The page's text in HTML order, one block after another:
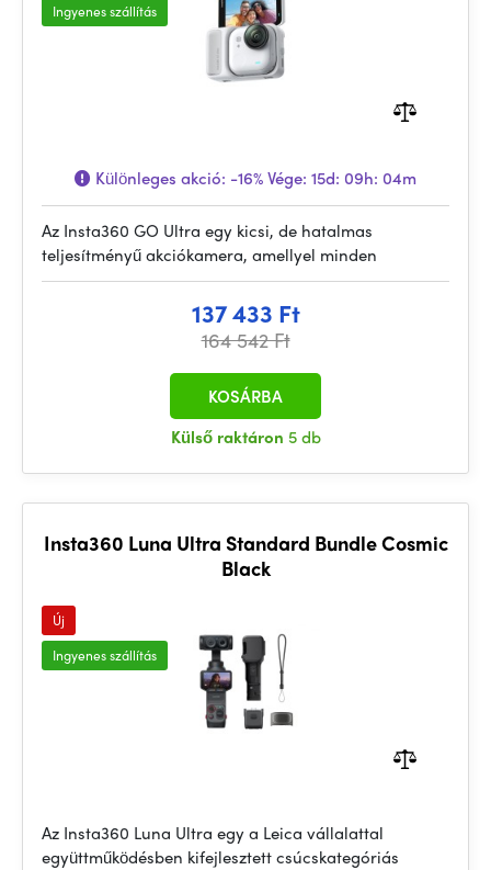
Ingyenes szállítás
Különleges akció: -16%Vége: 15d: 09h: 04m
Az Insta360 GO Ultra egy kicsi, de hatalmas
teljesítményű akciókamera, amellyel minden
137 433 Ft
164 542 Ft
Külső raktáron 5 db
KOSÁRBA
Insta360 Luna Ultra Standard Bundle Cosmic
Black
Új
Ingyenes szállítás
Az Insta360 Luna Ultra egy a Leica vállalattal
együttműködésben kifejlesztett csúcskategóriás